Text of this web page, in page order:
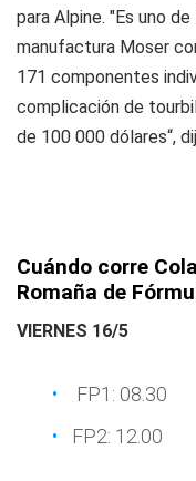
para Alpine. "Es uno
manufactura Moser
171 componentes
complicación de
de 100 000 dólares“,
Cuándo corre
Romaña de
VIERNES 16/5
FP1: 08.30
FP2: 12.00